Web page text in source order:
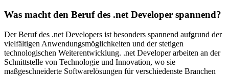
Was macht den Beruf des .net Developer spannend?
Der Beruf des .net Developers ist besonders spannend aufgrund der
vielfältigen Anwendungsmöglichkeiten und der stetigen
technologischen Weiterentwicklung. .net Developer arbeiten an der
Schnittstelle von Technologie und Innovation, wo sie
maßgeschneiderte Softwarelösungen für verschiedenste Branchen